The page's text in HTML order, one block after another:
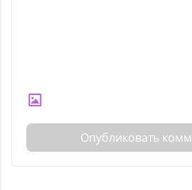
Опубликовать